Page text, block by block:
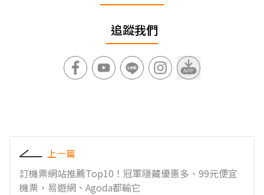
追蹤我們
上一篇
訂機票網站推薦Top10！冠軍隱藏優惠多、99元便宜
機票，易遊網、Agoda都輸它